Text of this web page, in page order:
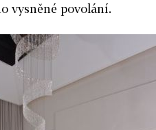
vysněné povolání.